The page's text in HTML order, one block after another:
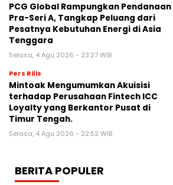
PCG Global Rampungkan Pendanaan
Pra-Seri A, Tangkap Peluang dari
Pesatnya Kebutuhan Energi di Asia
Tenggara
Selasa, 4 Agu 2026 - 23:27 WIB
Pers Rilis
Mintoak Mengumumkan Akuisisi
terhadap Perusahaan Fintech ICC
Loyalty yang Berkantor Pusat di
Timur Tengah.
Selasa, 4 Agu 2026 - 22:52 WIB
BERITA POPULER